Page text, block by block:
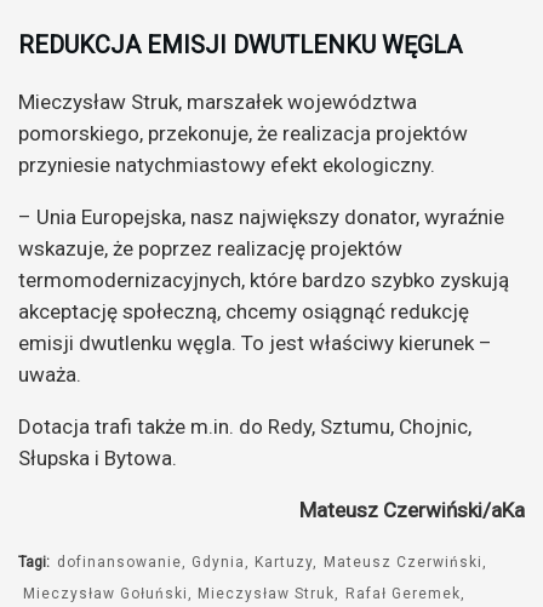
REDUKCJA EMISJI DWUTLENKU WĘGLA
Mieczysław Struk, marszałek województwa
pomorskiego, przekonuje, że realizacja projektów
przyniesie natychmiastowy efekt ekologiczny.
– Unia Europejska, nasz największy donator, wyraźnie
wskazuje, że poprzez realizację projektów
termomodernizacyjnych, które bardzo szybko zyskują
akceptację społeczną, chcemy osiągnąć redukcję
emisji dwutlenku węgla. To jest właściwy kierunek –
uważa.
Dotacja trafi także m.in. do Redy, Sztumu, Chojnic,
Słupska i Bytowa.
Mateusz Czerwiński/aKa
Tagi: dofinansowanie Gdynia Kartuzy
Mateusz Czerwiński
Mieczysław Gołuński
Mieczysław Struk
Rafał Geremek